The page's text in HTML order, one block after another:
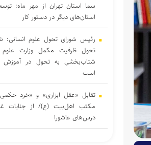
سما استان تهران از مهر ماه؛
استان‌های دیگر در دستور کار
رئیس شورای تحول علوم انسانی:
تحول ظرفیت مکمل وزارت علوم
شتاب‌بخشی به تحول در آموزش
است
تقابل «عقل ابزاری» و «خرد
مکتب اهل‌بیت (ع)/ از جنایات
درس‌های عاشورا